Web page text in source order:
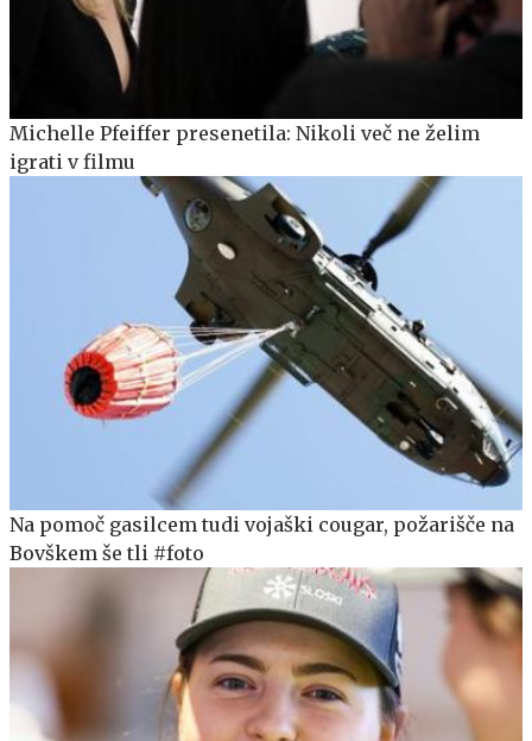
Michelle Pfeiffer presenetila: Nikoli več ne želim
igrati v filmu
Na pomoč gasilcem tudi vojaški cougar, požarišče na
Bovškem še tli #foto